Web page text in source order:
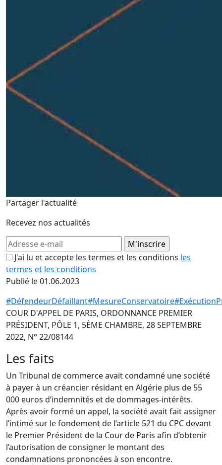
Publié le 01.06.2023
#DéfendeurDéfaillant#MesureConservatoire
COUR D'APPEL DE PARIS, ORDONNANCE PREMIER
PRÉSIDENT, PÔLE 1, 5ÈME CHAMBRE, 28 SEPTEMBRE
2022, N° 22/08144
Les faits
Un Tribunal de commerce avait condamné une société
à payer à un créancier résidant en Algérie plus de 55
000 euros d’indemnités et de dommages-intérêts.
Après avoir formé un appel, la société avait fait assigner
l’intimé sur le fondement de l’article 521 du CPC devant
le Premier Président de la Cour de Paris afin d’obtenir
l’autorisation de consigner le montant des
condamnations prononcées à son encontre.
Partager l'actualité
Recevez nos actualités
J'ai lu et accepte les termes et les conditions les
termes et les conditions